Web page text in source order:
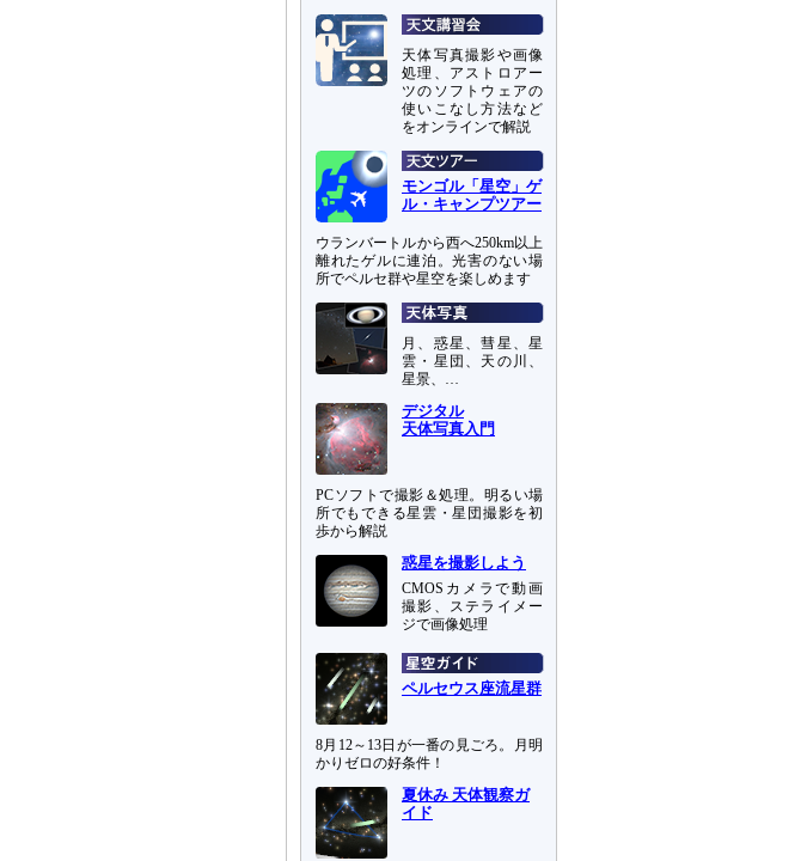
天体写真撮影や画像
処理、アストロアー
ツのソフトウェアの
使いこなし方法など
をオンラインで解説
モンゴル「星空」ゲ
ル・キャンプツアー
ウランバートルから西へ250km以上
離れたゲルに連泊。光害のない場
所でペルセ群や星空を楽しめます
月、惑星、彗星、星
雲・星団、天の川、
星景、…
デジタル
天体写真入門
PCソフトで撮影＆処理。明るい場
所でもできる星雲・星団撮影を初
歩から解説
惑星を撮影しよう
CMOSカメラで動画
撮影、ステライメー
ジで画像処理
ペルセウス座流星群
8月12～13日が一番の見ごろ。月明
かりゼロの好条件！
夏休み 天体観察ガ
イド